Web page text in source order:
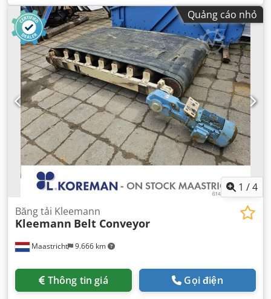
Quảng cáo nhỏ
1 /4
Maastricht 9.666 km
Băng tải Kleemann
Kleemann Belt Conveyor
Thông tin giá Gọi điện